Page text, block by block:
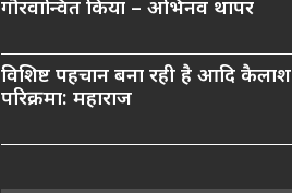
गौरवान्वित किया – अभिनव थापर
विशिष्ट पहचान बना रही है आदि कैलाश
परिक्रमा: महाराज